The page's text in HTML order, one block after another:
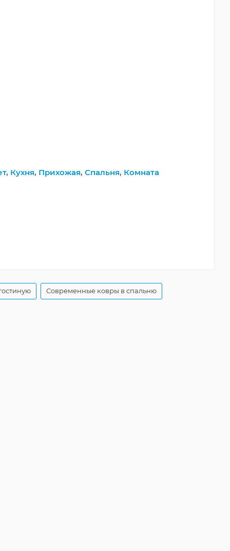
, Кухня, Прихожая, Спальня, Комната
Современные ковры в спальню